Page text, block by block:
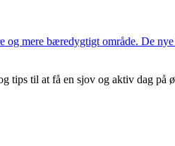
mere bæredygtigt område. De
tips til at få en sjov og aktiv dag